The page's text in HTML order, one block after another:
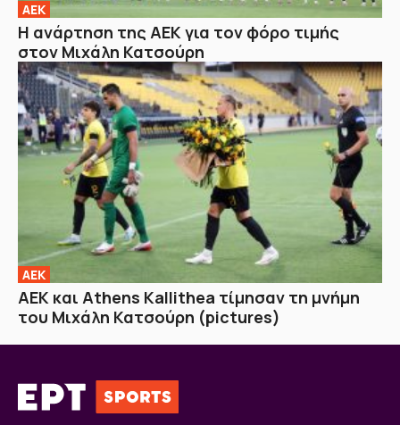
ΑΕΚ
Η ανάρτηση της ΑΕΚ για τον φόρο τιμής
στον Μιχάλη Κατσούρη
ΑΕΚ
ΑΕΚ και Athens Kallithea τίμησαν τη μνήμη
του Μιχάλη Κατσούρη (pictures)